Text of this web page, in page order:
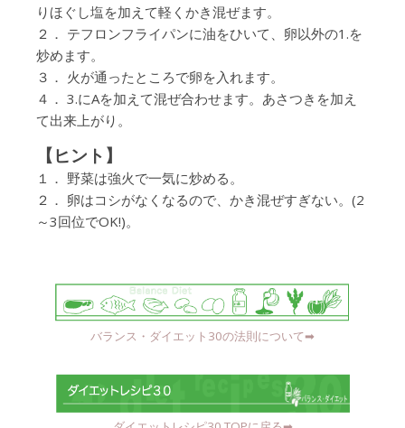
りほぐし塩を加えて軽くかき混ぜます。
２． テフロンフライパンに油をひいて、卵以外の1.を
炒めます。
３． 火が通ったところで卵を入れます。
４． 3.にAを加えて混ぜ合わせます。あさつきを加え
て出来上がり。
【ヒント】
１． 野菜は強火で一気に炒める。
２． 卵はコシがなくなるので、かき混ぜすぎない。(2
～3回位でOK!)。
バランス・ダイエット30の法則について➡︎